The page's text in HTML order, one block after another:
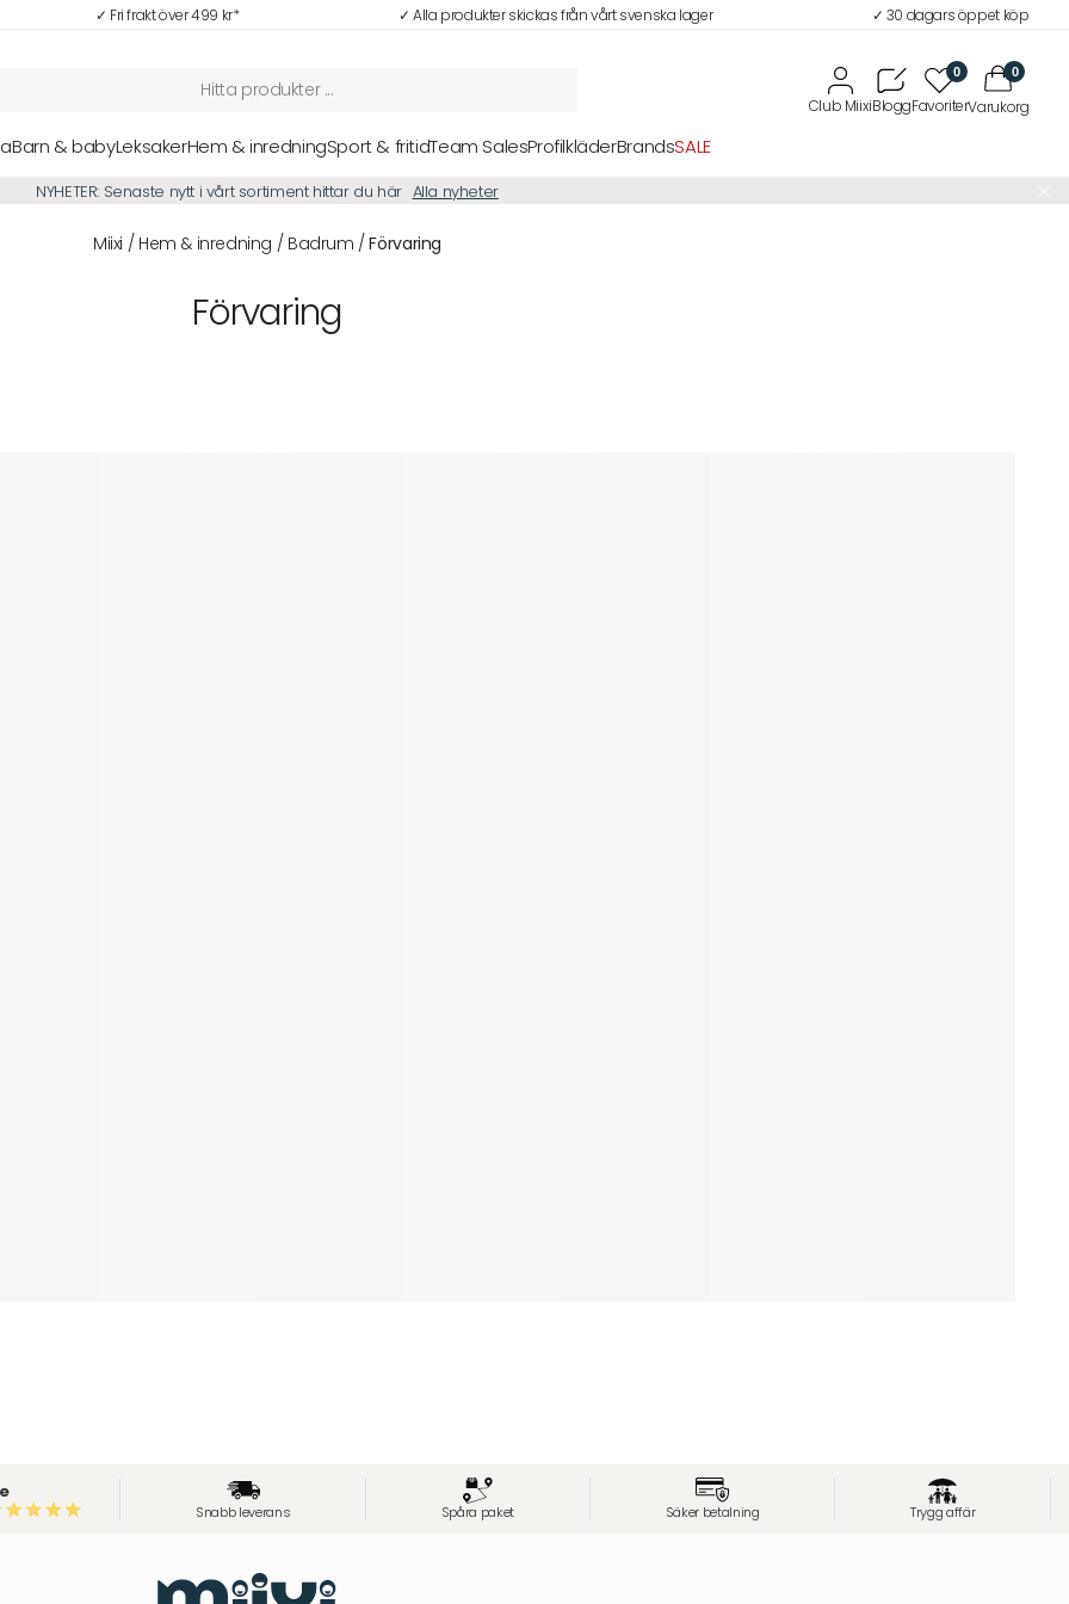
✓ Fri frakt över 499 kr* ✓ Alla produkter skickas från vårt svenska lager ✓ 30 dagars öppet köp
0 0
Barn & babyLeksakerHem & inredningSport & fritidTeam SalesProfilkläderBrandsSALE
NYHETER: Senaste nytt i vårt sortiment hittar du här Alla nyheter
Miixi / Hem & inredning / Badrum /Förvaring
Förvaring
Snabb leverans Spåra paket Säker betalning Trygg affär